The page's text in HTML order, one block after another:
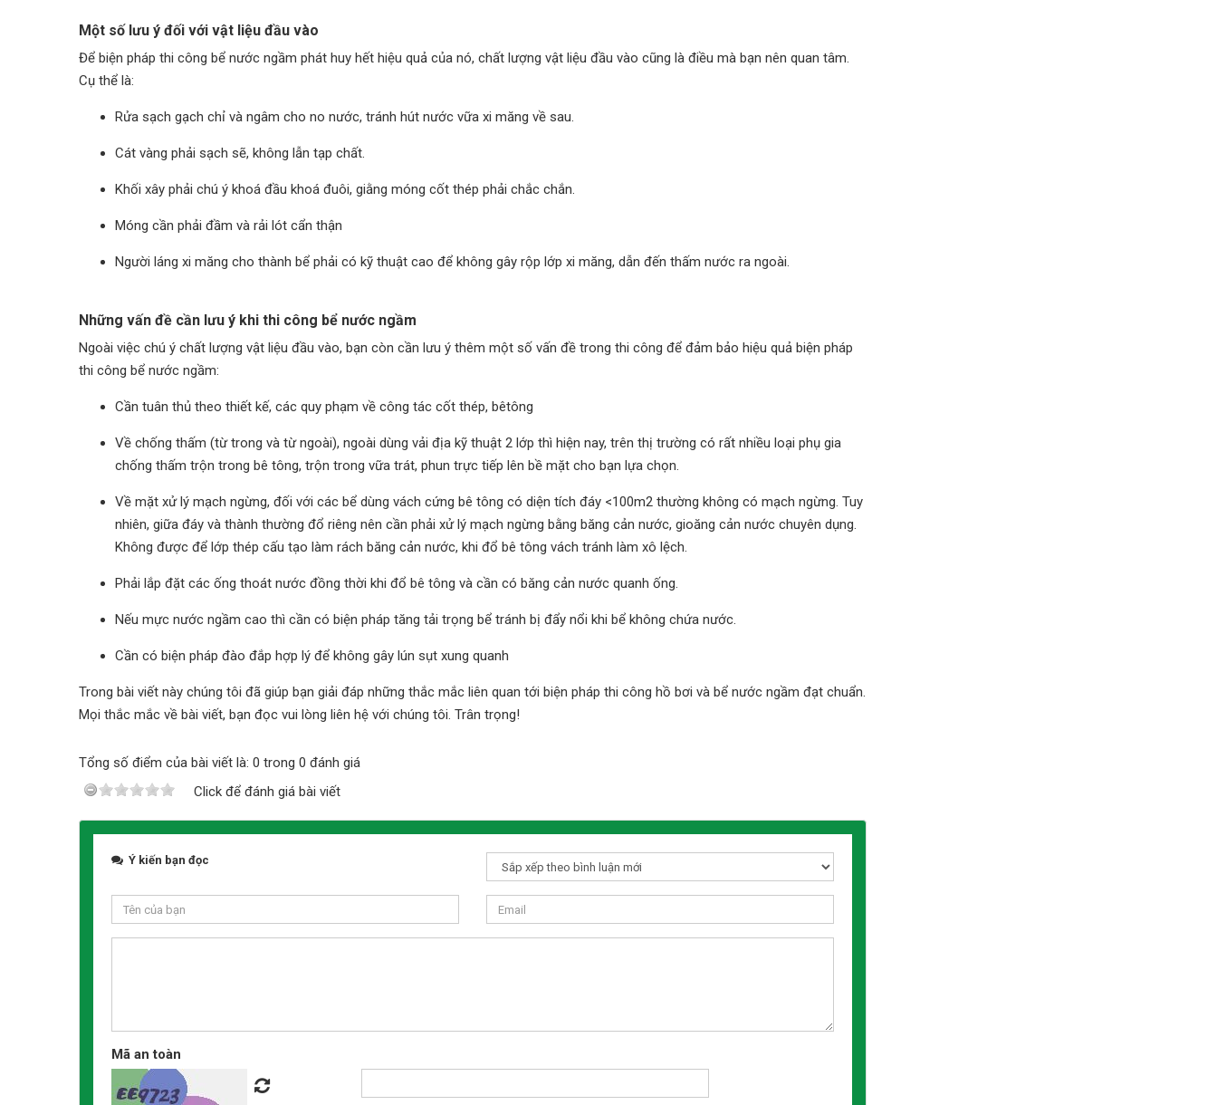
Một số lưu ý đối với vật liệu đầu vào
Để biện pháp thi công bể nước ngầm phát huy hết hiệu quả của nó, chất lượng vật liệu đầu vào cũng là điều mà bạn nên quan tâm.
Cụ thể là:
Rửa sạch gạch chỉ và ngâm cho no nước, tránh hút nước vữa xi măng về sau.
Cát vàng phải sạch sẽ, không lẫn tạp chất.
Khối xây phải chú ý khoá đầu khoá đuôi, giằng móng cốt thép phải chắc chắn.
Móng cần phải đầm và rải lót cẩn thận
Người láng xi măng cho thành bể phải có kỹ thuật cao để không gây rộp lớp xi măng, dẫn đến thấm nước ra ngoài.
Những vấn đề cần lưu ý khi thi công bể nước ngầm
Ngoài việc chú ý chất lượng vật liệu đầu vào, bạn còn cần lưu ý thêm một số vấn đề trong thi công để đảm bảo hiệu quả biện pháp
thi công bể nước ngầm:
Cần tuân thủ theo thiết kế, các quy phạm về công tác cốt thép, bêtông
Về chống thấm (từ trong và từ ngoài), ngoài dùng vải địa kỹ thuật 2 lớp thì hiện nay, trên thị trường có rất nhiều loại phụ gia
chống thấm trộn trong bê tông, trộn trong vữa trát, phun trực tiếp lên bề mặt cho bạn lựa chọn.
Về mặt xử lý mạch ngừng, đối với các bể dùng vách cứng bê tông có diện tích đáy <100m2 thường không có mạch ngừng. Tuy
nhiên, giữa đáy và thành thường đổ riêng nên cần phải xử lý mạch ngừng bằng băng cản nước, gioăng cản nước chuyên dụng.
Không được để lớp thép cấu tạo làm rách băng cản nước, khi đổ bê tông vách tránh làm xô lệch.
Phải lắp đặt các ống thoát nước đồng thời khi đổ bê tông và cần có băng cản nước quanh ống.
Nếu mực nước ngầm cao thì cần có biện pháp tăng tải trọng bể tránh bị đẩy nổi khi bể không chứa nước.
Cần có biện pháp đào đắp hợp lý để không gây lún sụt xung quanh
Trong bài viết này chúng tôi đã giúp bạn giải đáp những thắc mắc liên quan tới biện pháp thi công hồ bơi và bể nước ngầm đạt chuẩn.
Mọi thắc mắc về bài viết, bạn đọc vui lòng liên hệ với chúng tôi. Trân trọng!
Tổng số điểm của bài viết là: 0 trong 0 đánh giá
Click để đánh giá bài viết
Ý kiến bạn đọc
Mã an toàn